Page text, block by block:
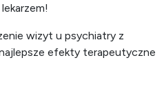
wizyt u psychiatry z
efekty terapeutyczne